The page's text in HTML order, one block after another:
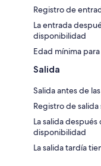
Registro de
La entrada
disponibilidad
Edad mínima
Salida
Salida antes de
Registro de
La salida
disponibilidad
La salida tardía